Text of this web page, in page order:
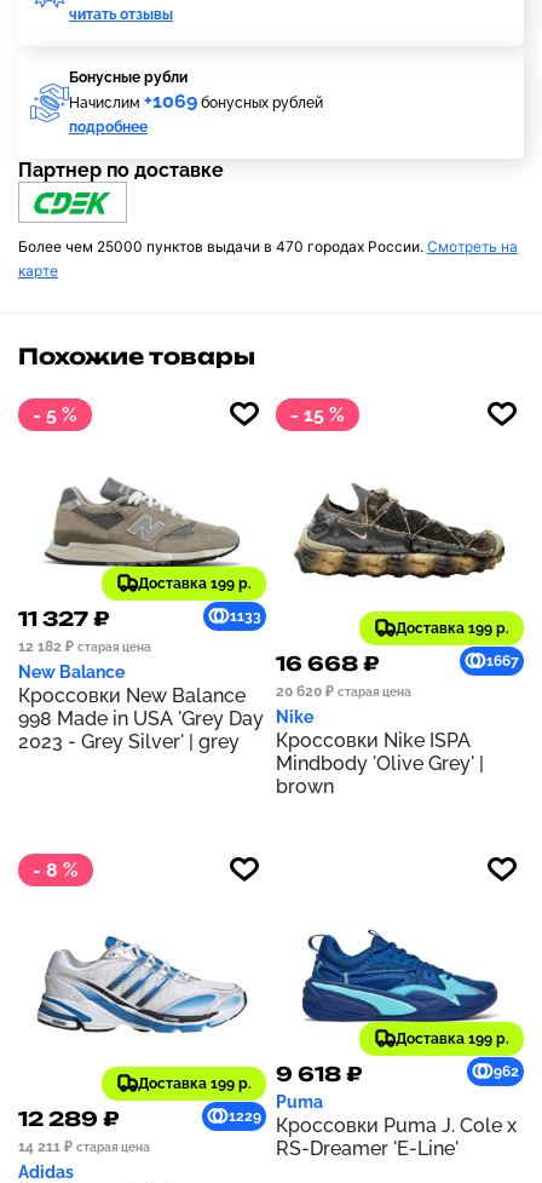
читать отзывы
Бонусные рубли
Начислим +1069 бонусных рублей
подробнее
Партнер по доставке
Более чем 25000 пунктов выдачи в 470 городах России. Смотреть на
карте
Похожие товары
- 5 %
Доставка 199 р.
11 327 ₽
1133
12 182 ₽ старая цена
New Balance
Кроссовки New Balance
998 Made in USA 'Grey Day
2023 - Grey Silver' | grey
- 15 %
Доставка 199 р.
16 668 ₽
1667
20 620 ₽ старая цена
Nike
Кроссовки Nike ISPA
Mindbody 'Olive Grey' |
brown
- 8 %
Доставка 199 р.
12 289 ₽
1229
14 211 ₽ старая цена
Adidas
Доставка 199 р.
9 618 ₽ 962
Puma
Кроссовки Puma J. Cole x
RS-Dreamer 'E-Line'